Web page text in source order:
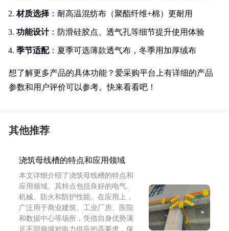
材质选择 ：耐高温混纺布（聚酯纤维+棉）更耐用
功能设计：防滑硅胶点、透气孔等细节提升使用体验
季节适配：夏季可选薄款透气布，冬季用加厚绒布
想了解更多产品的具体功能？爱采购平台上有详细的产品
参数和用户评价可以参考。快来看看吧！
其他推荐
浇筑母线槽的特点和应用领域
本文详细介绍了浇筑母线槽的特点和
应用领域。其特点包括良好的电气、
机械、防火和防护性能。在应用上，
广泛用于商业建筑、工业厂房、医院
和数据中心等场所，凭借自身优势满
足不同领域对电力供应的高要求，保